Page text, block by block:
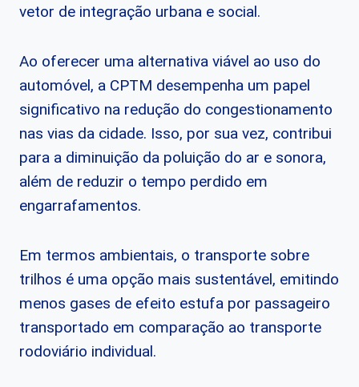
vetor de integração urbana e social.
Ao oferecer uma alternativa viável ao uso do
automóvel, a CPTM desempenha um papel
significativo na redução do congestionamento
nas vias da cidade. Isso, por sua vez, contribui
para a diminuição da poluição do ar e sonora,
além de reduzir o tempo perdido em
engarrafamentos.
Em termos ambientais, o transporte sobre
trilhos é uma opção mais sustentável, emitindo
menos gases de efeito estufa por passageiro
transportado em comparação ao transporte
rodoviário individual.